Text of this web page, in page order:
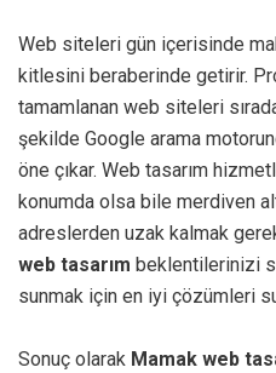
Web siteleri gün içerisinde
kitlesini beraberinde getirir.
tamamlanan web siteleri
şekilde Google arama
öne çıkar. Web tasarım
konumda olsa bile merdiven
adreslerden uzak kalmak
web tasarım beklentilerinizi
sunmak için en iyi çözümleri
Sonuç olarak Mamak web